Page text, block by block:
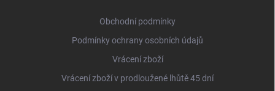
Obchodní podmínky
Podmínky ochrany osobních údajů
Vrácení zboží
Vrácení zboží v prodloužené lhůtě 45 dní